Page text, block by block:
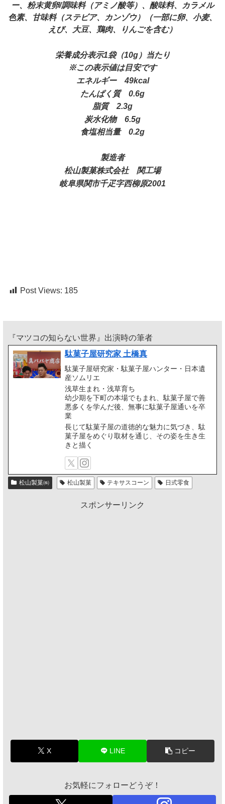
ー、粉末黄卵/調味料（アミノ酸等）、酸味料、カラメル
色素、甘味料（ステビア、カンゾウ）（一部に卵、小麦、
えび、大豆、鶏肉、りんごを含む）
栄養成分表示1袋（10g）当たり
※この表示値は目安です
エネルギー 49kcal
たんぱく質 0.6g
脂質 2.3g
炭水化物 6.5g
食塩相当量 0.2g
製造者
松山製菓株式会社 関工場
岐阜県関市千疋字西柳原2001
Post Views: 185
『マツコの知らない世界』出演時の筆者
駄菓子屋研究家 土橋真
駄菓子屋研究家・駄菓子屋ハンター・日本遺
産ソムリエ
浅草生まれ・浅草育ち
幼少期を下町の本場でもまれ、駄菓子屋で善
悪多くを学んだ後、無事に駄菓子屋通いを卒
業
長じて駄菓子屋の道徳的な魅力に気づき、駄
菓子屋をめぐり取材を通じ、その姿を生き生
きと描く
松山製菓㈱ 松山製菓 テキサスコーン 日式零食
スポンサーリンク
X LINE コピー
お気軽にフォローどうぞ！